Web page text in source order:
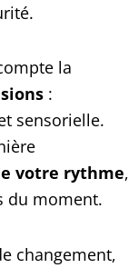
la
:
sensorielle.
votre rythme,
du moment.
changement,